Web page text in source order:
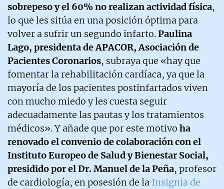
sobrepeso y el 60% no realizan actividad física,
lo que les sitúa en una posición óptima para
volver a sufrir un segundo infarto.Paulina
Lago, presidenta de APACOR, Asociación de
Pacientes Coronarios, subraya que «hay que
fomentar la rehabilitación cardíaca, ya que la
mayoría de los pacientes postinfartados viven
con mucho miedo y les cuesta seguir
adecuadamente las pautas y los tratamientos
médicos». Y añade que por este motivo ha
renovado el convenio de colaboración con el
Instituto Europeo de Salud y Bienestar Social,
presidido por el Dr. Manuel de la Peña, profesor
de cardiología, en posesión de la Insignia de